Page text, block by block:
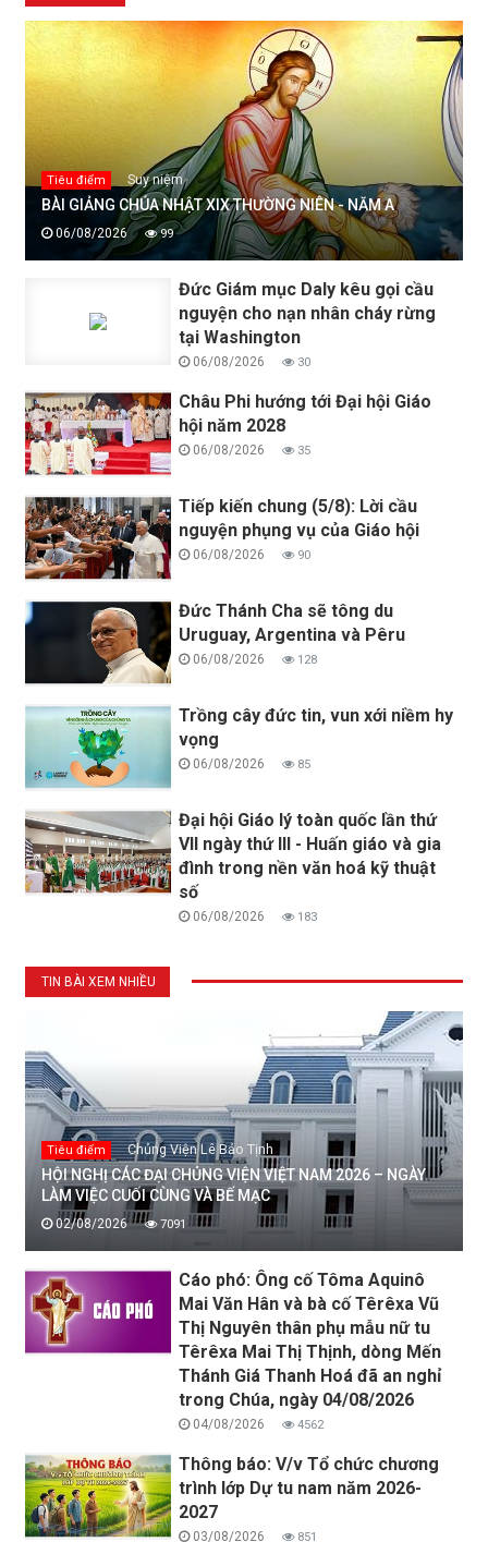
Tiêu điểm Suy niệm
BÀI GIẢNG CHÚA NHẬT XIX THƯỜNG NIÊN - NĂM A
06/08/2026 99
Đức Giám mục Daly kêu gọi cầu
nguyện cho nạn nhân cháy rừng
tại Washington
06/08/2026 30
Châu Phi hướng tới Đại hội Giáo
hội năm 2028
06/08/2026 35
Tiếp kiến chung (5/8): Lời cầu
nguyện phụng vụ của Giáo hội
06/08/2026 90
Đức Thánh Cha sẽ tông du
Uruguay, Argentina và Pêru
06/08/2026 128
Trồng cây đức tin, vun xới niềm hy
vọng
06/08/2026 85
Đại hội Giáo lý toàn quốc lần thứ
VII ngày thứ III - Huấn giáo và gia
đình trong nền văn hoá kỹ thuật
số
06/08/2026 183
TIN BÀI XEM NHIỀU
Tiêu điểm Chủng Viện Lê Bảo Tịnh
HỘI NGHỊ CÁC ĐẠI CHỦNG VIỆN VIỆT NAM 2026 – NGÀY
LÀM VIỆC CUỐI CÙNG VÀ BẾ MẠC
02/08/2026 7091
Cáo phó: Ông cố Tôma Aquinô
Mai Văn Hân và bà cố Têrêxa Vũ
Thị Nguyên thân phụ mẫu nữ tu
Têrêxa Mai Thị Thịnh, dòng Mến
Thánh Giá Thanh Hoá đã an nghỉ
trong Chúa, ngày 04/08/2026
04/08/2026 4562
Thông báo: V/v Tổ chức chương
trình lớp Dự tu nam năm 2026-
2027
03/08/2026 851